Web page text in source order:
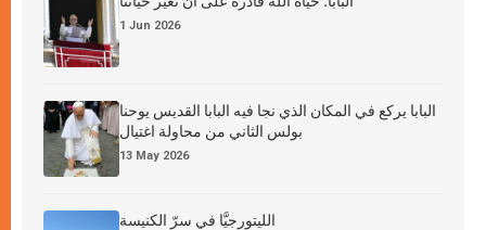
1 Jun 2026
البابا يركع في المكان الذي نجا فيه البابا القديس يوحنا
بولس الثاني من محاولة اغتيال
13 May 2026
الليتورجيَّا في سرّ الكنيسة